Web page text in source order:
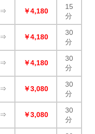
⇒ ￥4,180
15
分
⇒ ￥4,180
30
分
⇒ ￥4,180
30
分
⇒ ￥3,080
30
分
⇒ ￥3,080
30
分